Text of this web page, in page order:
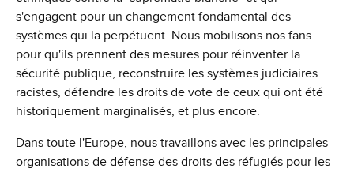
s'engagent pour un changement fondamental des
systèmes qui la perpétuent. Nous mobilisons nos fans
pour qu'ils prennent des mesures pour réinventer la
sécurité publique, reconstruire les systèmes judiciaires
racistes, défendre les droits de vote de ceux qui ont été
historiquement marginalisés, et plus encore.
Dans toute l'Europe, nous travaillons avec les principales
organisations de défense des droits des réfugiés pour les